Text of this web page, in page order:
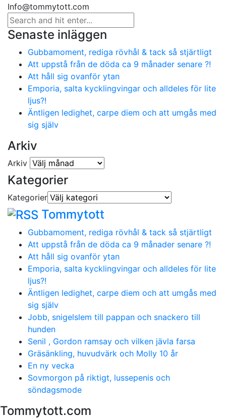
Info@tommytott.com
Senaste inläggen
Gubbamoment, rediga rövhål & tack så stjärtligt
Att uppstå från de döda ca 9 månader senare ?!
Att håll sig ovanför ytan
Emporia, salta kycklingvingar och alldeles för lite
ljus?!
Äntligen ledighet, carpe diem och att umgås med
sig själv
Arkiv
Arkiv
Kategorier
Kategorier
Tommytott
Gubbamoment, rediga rövhål & tack så stjärtligt
Att uppstå från de döda ca 9 månader senare ?!
Att håll sig ovanför ytan
Emporia, salta kycklingvingar och alldeles för lite
ljus?!
Äntligen ledighet, carpe diem och att umgås med
sig själv
Jobb, snigelslem till pappan och snackero till
hunden
Senil , Gordon ramsay och vilken jävla farsa
Gräsänkling, huvudvärk och Molly 10 år
En ny vecka
Sovmorgon på riktigt, lussepenis och
söndagsmode
Tommytott.com